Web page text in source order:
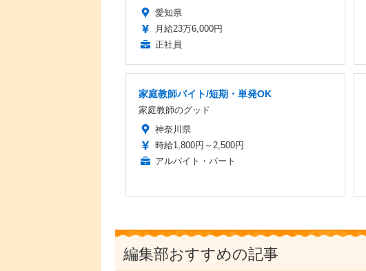
愛知県
月給23万6,000円
正社員
家庭教師バイト/短期・単発OK
家庭教師のグッド
神奈川県
時給1,800円～2,500円
アルバイト・パート
編集部おすすめの記事